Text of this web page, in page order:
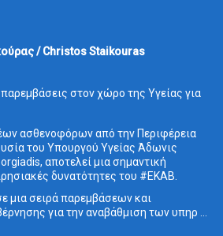
/ Christos Staikouras
στον χώρο της Υγείας για
ασθενοφόρων από την Περιφέρεια
του Υπουργού Υγείας Άδωνις
αποτελεί μια σημαντική
δυνατότητες του #ΕΚΑΒ.
μια σειρά παρεμβάσεων και
για την αναβάθμιση των υπηρ ...